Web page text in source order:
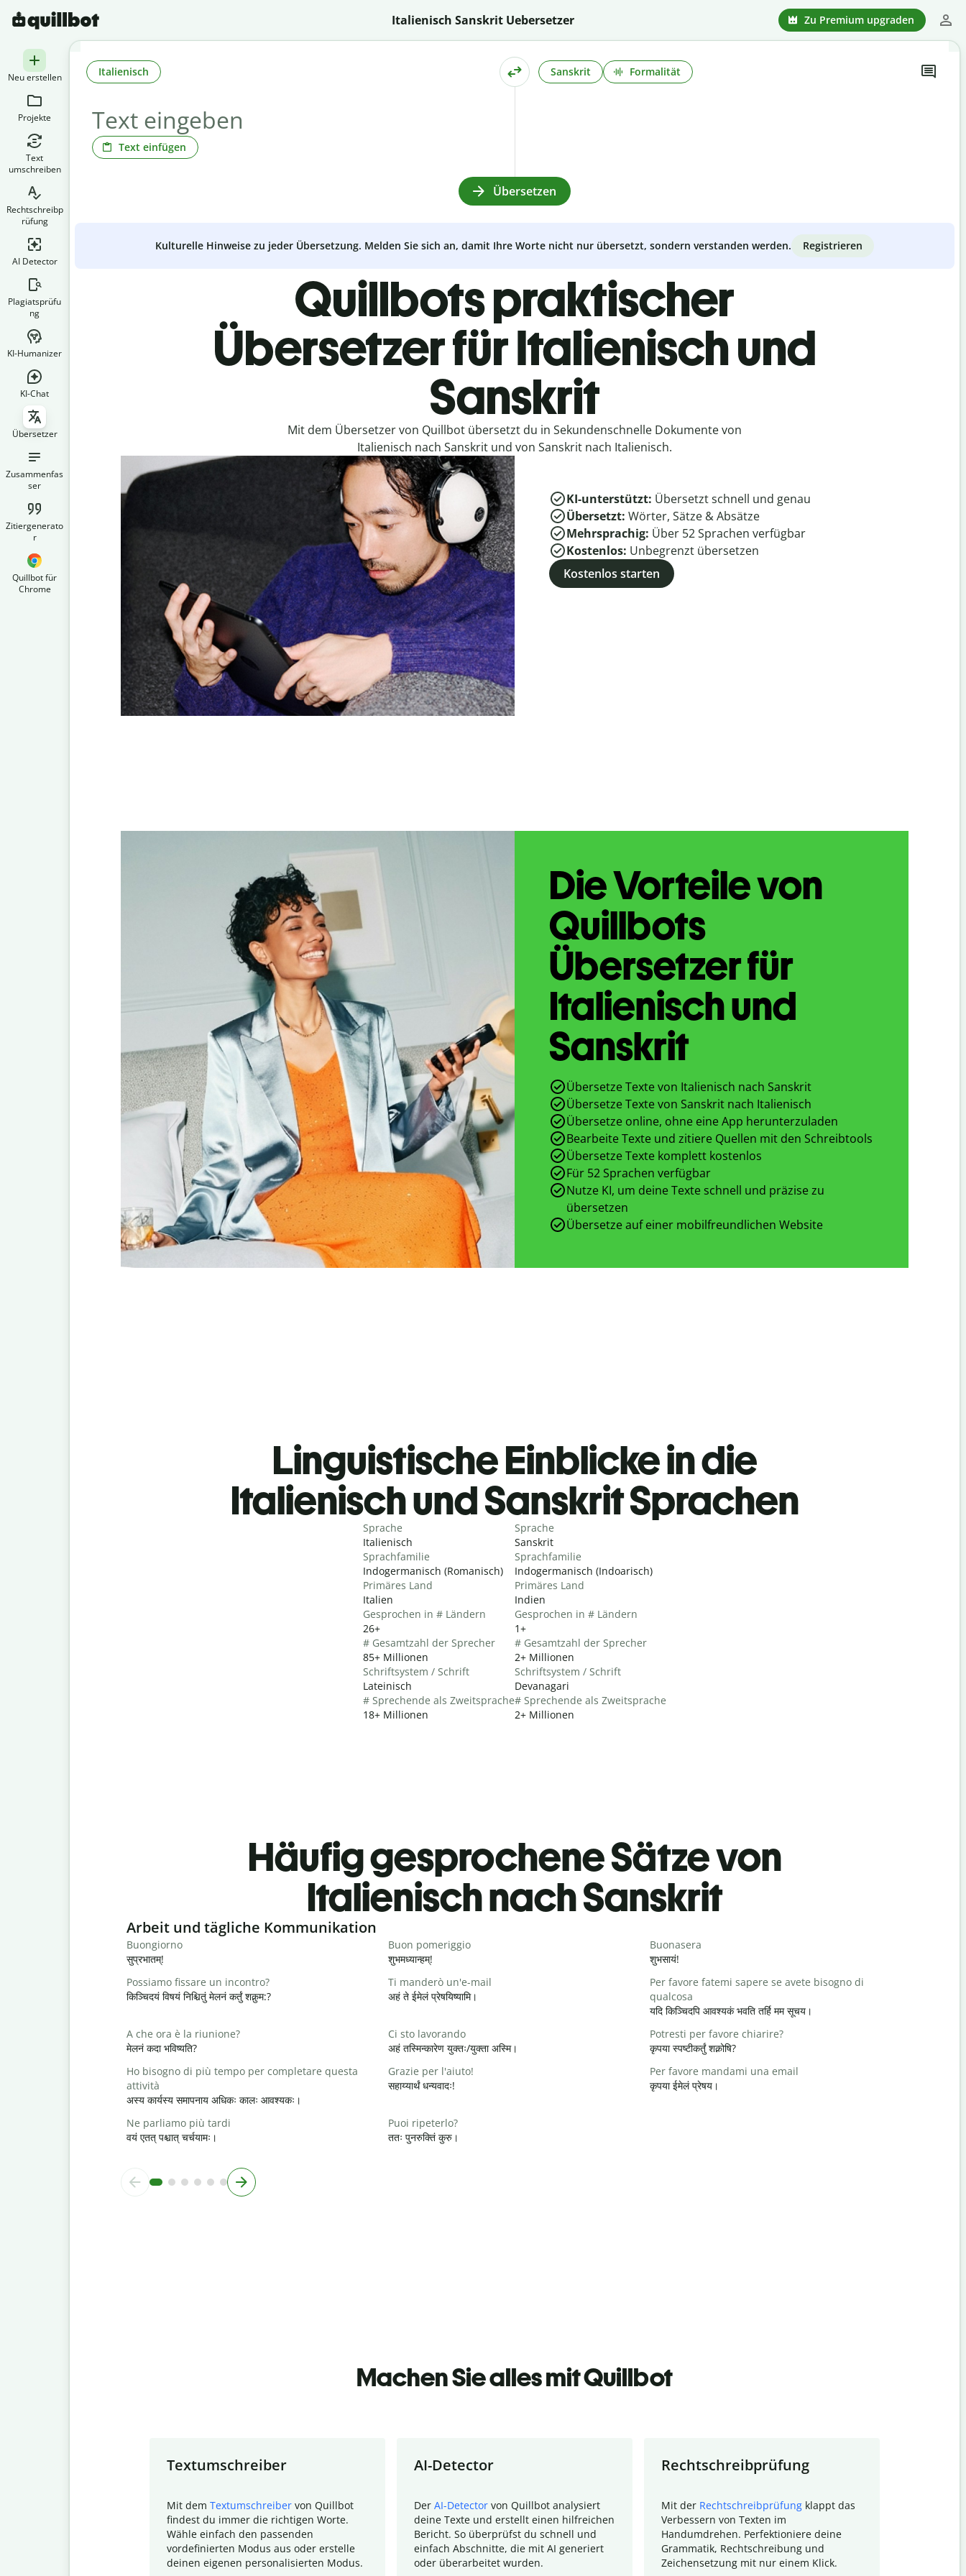
Italienisch Sanskrit Uebersetzer Zu Premium upgraden
Neu erstellen
Projekte
Text
umschreiben
Rechtschreibp
rüfung
AI Detector
Plagiatsprüfu
ng
KI-Humanizer
KI-Chat
Übersetzer
Zusammenfas
ser
Zitiergenerato
r
Quillbot für
Chrome
Text einfügen
Italienisch Sanskrit Formalität
Übersetzen
Kulturelle Hinweise zu jeder Übersetzung. Melden Sie sich an, damit Ihre Worte nicht nur übersetzt, sondern verstanden werden. Registrieren
Quillbots praktischer
Übersetzer für Italienisch und
Sanskrit
Mit dem Übersetzer von Quillbot übersetzt du in Sekundenschnelle Dokumente von
Italienisch nach Sanskrit und von Sanskrit nach Italienisch.
KI-unterstützt: Übersetzt schnell und genau
Übersetzt: Wörter, Sätze & Absätze
Mehrsprachig: Über 52Sprachen verfügbar
Kostenlos: Unbegrenzt übersetzen
Kostenlos starten
Die Vorteile von
Quillbots
Übersetzer für
Italienisch und
Sanskrit
Übersetze Texte von Italienisch nach Sanskrit
Übersetze Texte von Sanskrit nach Italienisch
Übersetze online, ohne eine App herunterzuladen
Bearbeite Texte und zitiere Quellen mit den Schreibtools
Übersetze Texte komplett kostenlos
Für 52 Sprachen verfügbar
Nutze KI, um deine Texte schnell und präzise zu
übersetzen
Übersetze auf einer mobilfreundlichen Website
Linguistische Einblicke in die
Italienisch und Sanskrit Sprachen
Sprache
Italienisch
Sprachfamilie
Indogermanisch (Romanisch)
Primäres Land
Italien
Gesprochen in # Ländern
26+
# Gesamtzahl der Sprecher
85+ Millionen
Schriftsystem / Schrift
Lateinisch
# Sprechende als Zweitsprache
18+ Millionen
Sprache
Sanskrit
Sprachfamilie
Indogermanisch (Indoarisch)
Primäres Land
Indien
Gesprochen in # Ländern
1+
# Gesamtzahl der Sprecher
2+ Millionen
Schriftsystem / Schrift
Devanagari
# Sprechende als Zweitsprache
2+ Millionen
Häufig gesprochene Sätze von
Italienisch nach Sanskrit
Slide 1 of 6
Arbeit und tägliche Kommunikation
Buongiorno
सुप्रभातम्!
Buon pomeriggio
शुभमध्यान्हम्!
Buonasera
शुभसायं!
Possiamo fissare un incontro?
किञ्चिदयं विषयं निश्चितुं मेलनं कर्तुं शक्नुम:?
Ti manderò un'e-mail
अहं ते ईमेलं प्रेषयिष्यामि।
Per favore fatemi sapere se avete bisogno di
qualcosa
यदि किञ्चिदपि आवश्यकं भवति तर्हि मम सूचय।
A che ora è la riunione?
मेलनं कदा भविष्यति?
Ci sto lavorando
अहं तस्मिन्कारेण युक्तः/युक्ता अस्मि।
Potresti per favore chiarire?
कृपया स्पष्टीकर्तुं शक्नोषि?
Ho bisogno di più tempo per completare questa
attività
अस्य कार्यस्य समापनाय अधिकः कालः आवश्यकः।
Grazie per l'aiuto!
सहाय्यार्थं धन्यवादः!
Per favore mandami una email
कृपया ईमेलं प्रेषय।
Ne parliamo più tardi
वयं एतत् पश्चात् चर्चयामः।
Puoi ripeterlo?
ततः पुनरुक्तिं कुरु।
Machen Sie alles mit Quillbot
Textumschreiber
Mit dem Textumschreiber von Quillbot
findest du immer die richtigen Worte.
Wähle einfach den passenden
vordefinierten Modus aus oder erstelle
deinen eigenen personalisierten Modus.
AI-Detector
Der AI-Detector von Quillbot analysiert
deine Texte und erstellt einen hilfreichen
Bericht. So überprüfst du schnell und
einfach Abschnitte, die mit AI generiert
oder überarbeitet wurden.
Rechtschreibprüfung
Mit der Rechtschreibprüfung klappt das
Verbessern von Texten im
Handumdrehen. Perfektioniere deine
Grammatik, Rechtschreibung und
Zeichensetzung mit nur einem Klick.